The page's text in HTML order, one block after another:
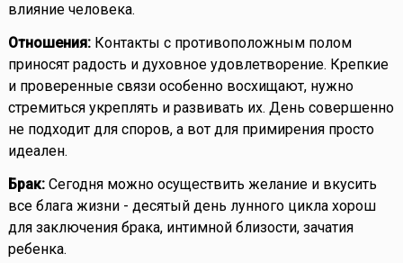
влияние человека.
Отношения: Контакты с противоположным полом
приносят радость и духовное удовлетворение. Крепкие
и проверенные связи особенно восхищают, нужно
стремиться укреплять и развивать их. День совершенно
не подходит для споров, а вот для примирения просто
идеален.
Брак: Сегодня можно осуществить желание и вкусить
все блага жизни - десятый день лунного цикла хорош
для заключения брака, интимной близости, зачатия
ребенка.